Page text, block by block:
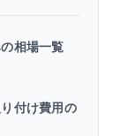
相場一覧
付け費用の